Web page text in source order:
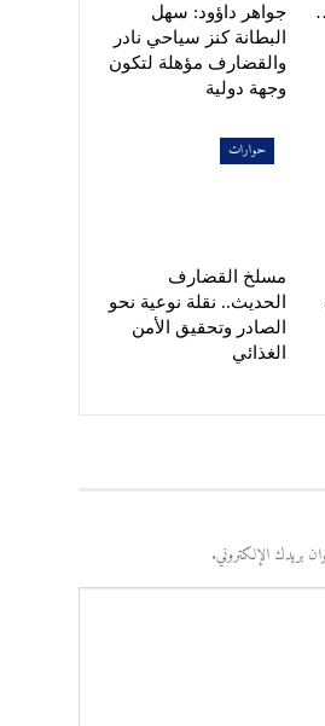
جواهر داؤود: سهل
البطانة كنز سياحي نادر
والقضارف مؤهلة لتكون
وجهة دولية
حوارات
مسلخ القضارف
الحديث.. نقلة نوعية نحو
الصادر وتحقيق الأمن
الغذائي
بريدك الإلكتروني.